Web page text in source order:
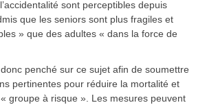
sont perceptibles depuis
que les seniors sont plus fragiles et
» que des adultes « dans la force de
penché sur ce sujet afin de soumettre
pertinentes pour réduire la mortalité et
« groupe à risque ». Les mesures peuvent